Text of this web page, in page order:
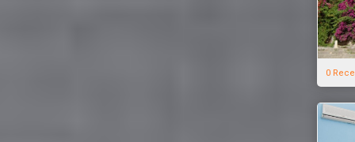
0